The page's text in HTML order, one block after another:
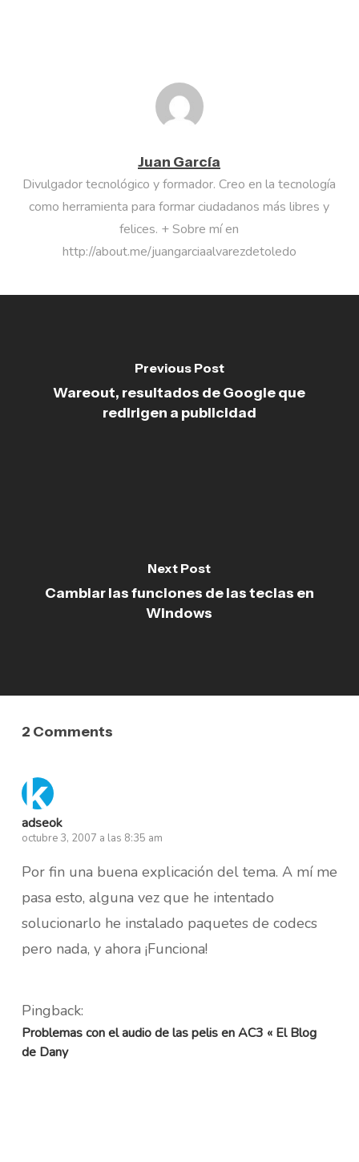
Juan García
Divulgador tecnológico y formador. Creo en la tecnología
como herramienta para formar ciudadanos más libres y
felices. + Sobre mí en
http://about.me/juangarciaalvarezdetoledo
Previous Post
Wareout, resultados de Google que
redirigen a publicidad
Next Post
Cambiar las funciones de las teclas en
Windows
2 Comments
adseok
octubre 3, 2007 a las 8:35 am
Por fin una buena explicación del tema. A mí me
pasa esto, alguna vez que he intentado
solucionarlo he instalado paquetes de codecs
pero nada, y ahora ¡Funciona!
Pingback:
Problemas con el audio de las pelis en AC3 « El Blog
de Dany